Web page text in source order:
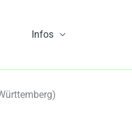
Infos